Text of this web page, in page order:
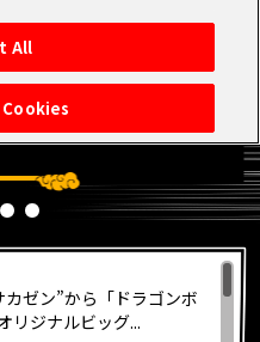
ゼン”から「ドラゴンボ
リジナルビッグ...
All